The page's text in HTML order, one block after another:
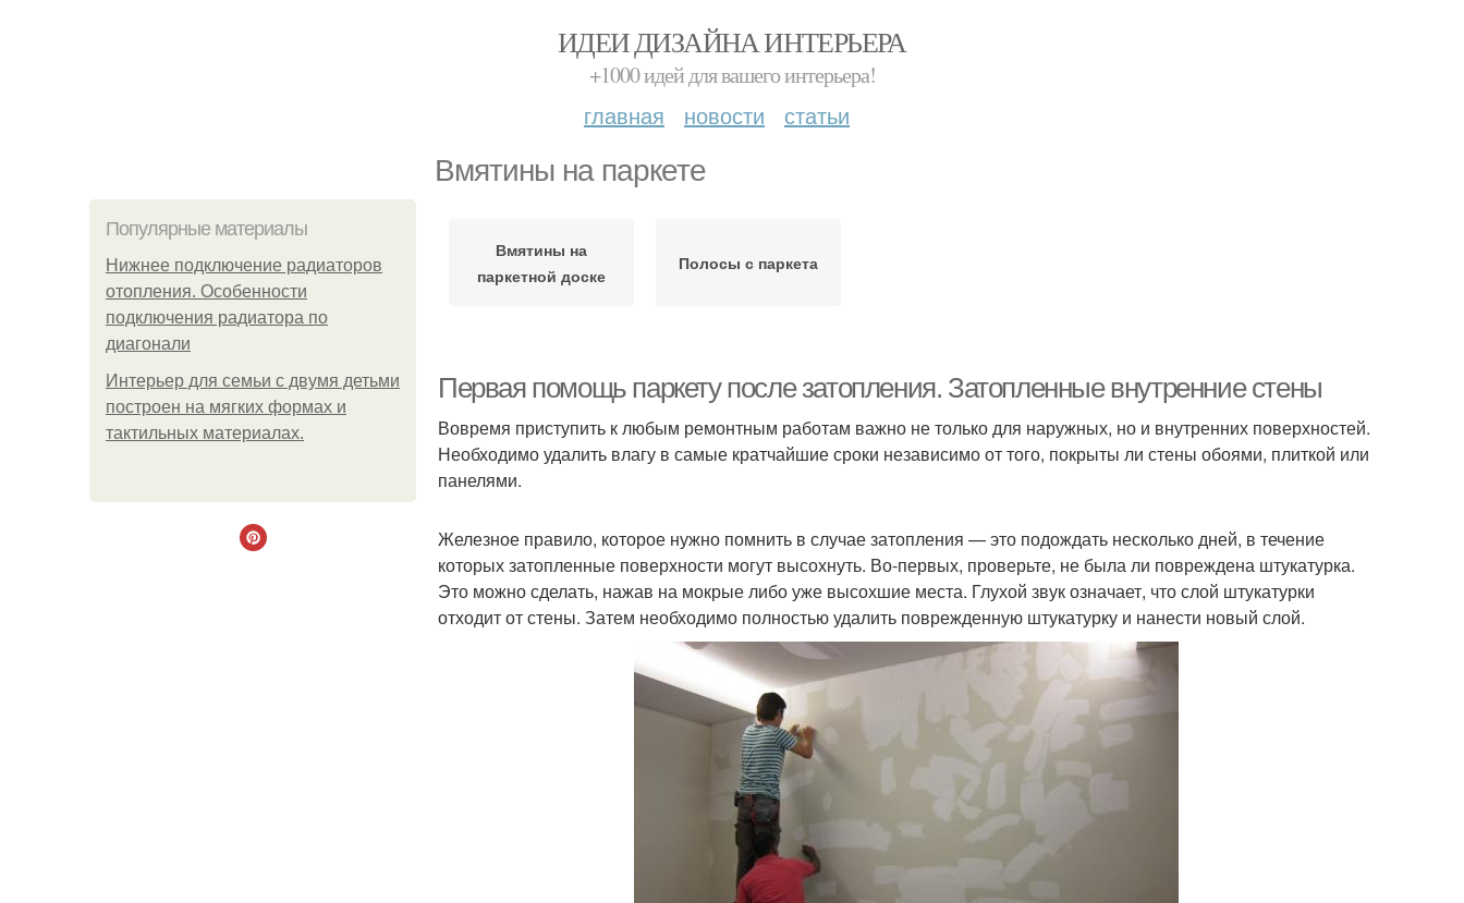
ИДЕИ ДИЗАЙНА ИНТЕРЬЕРА
+1000 идей для вашего интерьера!
главная новости статьи
Вмятины на паркете
Популярные материалы
Нижнее подключение радиаторов
отопления. Особенности
подключения радиатора по
диагонали
Интерьер для семьи с двумя детьми
построен на мягких формах и
тактильных материалах.
Вмятины на
паркетной доске
Полосы с паркета
Первая помощь паркету после затопления. Затопленные внутренние стены
Вовремя приступить к любым ремонтным работам важно не только для наружных, но и внутренних поверхностей.
Необходимо удалить влагу в самые кратчайшие сроки независимо от того, покрыты ли стены обоями, плиткой или
панелями.
Железное правило, которое нужно помнить в случае затопления — это подождать несколько дней, в течение
которых затопленные поверхности могут высохнуть. Во-первых, проверьте, не была ли повреждена штукатурка.
Это можно сделать, нажав на мокрые либо уже высохшие места. Глухой звук означает, что слой штукатурки
отходит от стены. Затем необходимо полностью удалить поврежденную штукатурку и нанести новый слой.